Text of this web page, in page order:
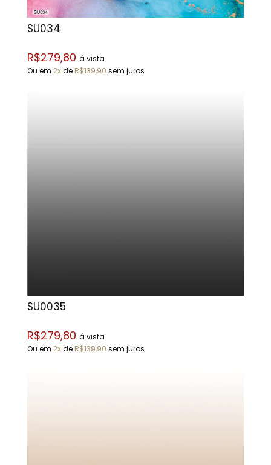
SU034
R$279,80 á vista
Ou em 2xde R$139,90 sem juros
SU0035
R$279,80 á vista
Ou em 2xde R$139,90 sem juros